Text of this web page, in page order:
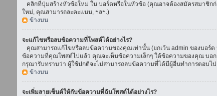
คลิกที่ปุ่มสร้างหัวข้อใหม่ ใน บอร์ดหรือในหัวข้อ (คุณอาจต้องสมัครสมาชิก
ใหม่, คุณสามารถละคะแนน, ฯลฯ.)
ข้างบน
จะแก้ไขหรือลบข้อความที่โพสต์ได้อย่างไร?
คุณสามารถแก้ไขหรือลบข้อความของคุณเท่านั้น (ยกเว้น admin ของบอร์
ข้อความที่คุณโพสต์ไปแล้ว คุณจะเห็นข้อความเล็กๆ ใต้ข้อความของคุณ บอก
กรุณารับทราบว่า ผู้ใช้ปกติจะไม่สามารถลบข้อความที่ได้มีผู้อื่นทำการตอบไ
ข้างบน
จะเพิ่มลายเซ็นต์ให้กับข้อความที่ฉันโพสต์ได้อย่างไร?